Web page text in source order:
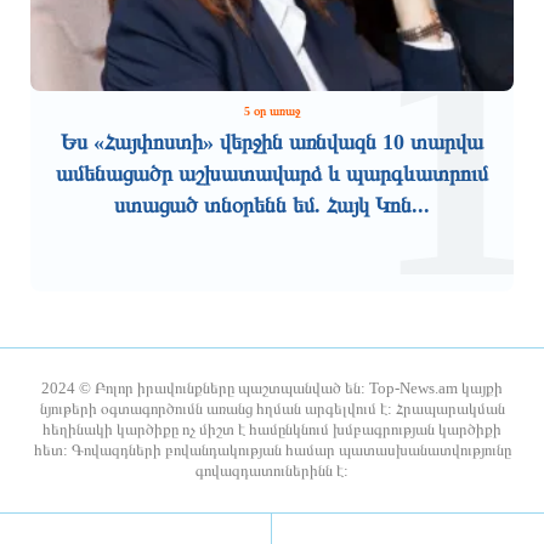
գործը քննող դատավորն
ինքնաբացարկ հայտնեց. նոր
դատավոր է նշանակվելու
մեղադրանքներին
Մուրադ Սիմոնյանից կբռնագանձվի 4
1 օր առաջ
հունական ժողովրդական պարերի
1 օր առաջ
Ժաննա Անդրեասյանն ընդունել է
5 օր առաջ
Ես «Հայփոստի» վերջին առնվազն 10 տարվա
ամենացածր աշխատավարձ և պարգևատրում
ստացած տնօրենն եմ. Հայկ Կոն...1
2024 © Բոլոր իրավունքները պաշտպանված են: Top-News.am կայքի
նյութերի օգտագործումն առանց հղման արգելվում է: Հրապարակման
հեղինակի կարծիքը ոչ միշտ է համընկնում խմբագրության կարծիքի
հետ: Գովազդների բովանդակության համար պատասխանատվությունը
գովազդատուներինն է: